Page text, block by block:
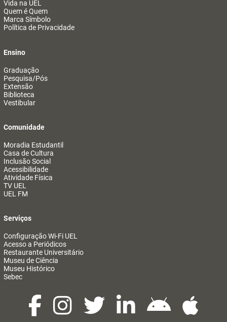
Vida na UEL
Quem é Quem
Marca Símbolo
Política de Privacidade
Ensino
Graduação
Pesquisa/Pós
Extensão
Biblioteca
Vestibular
Comunidade
Moradia Estudantil
Casa de Cultura
Inclusão Social
Acessibilidade
Atividade Física
TV UEL
UEL FM
Serviços
Configuração Wi-Fi UEL
Acesso a Periódicos
Restaurante Universitário
Museu de Ciência
Museu Histórico
Sebec